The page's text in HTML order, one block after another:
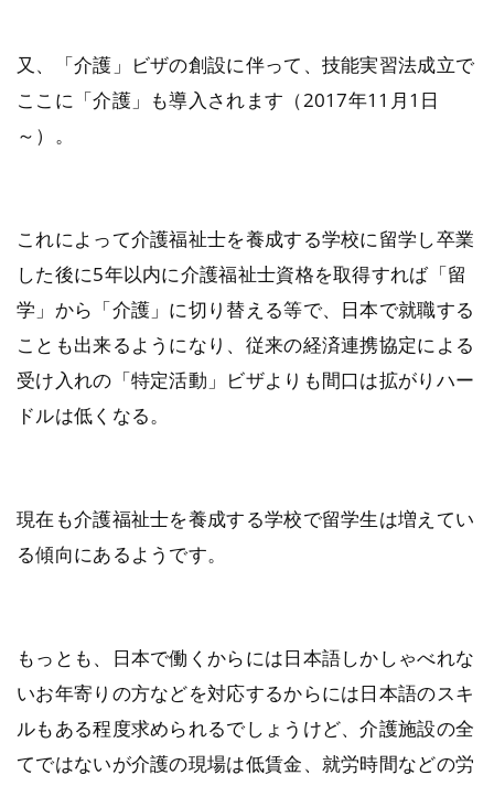
又、「介護」ビザの創設に伴って、技能実習法成立で
ここに「介護」も導入されます（2017年11月1日
～）。
これによって介護福祉士を養成する学校に留学し卒業
した後に5年以内に介護福祉士資格を取得すれば「留
学」から「介護」に切り替える等で、日本で就職する
ことも出来るようになり、従来の経済連携協定による
受け入れの「特定活動」ビザよりも間口は拡がりハー
ドルは低くなる。
現在も介護福祉士を養成する学校で留学生は増えてい
る傾向にあるようです。
もっとも、日本で働くからには日本語しかしゃべれな
いお年寄りの方などを対応するからには日本語のスキ
ルもある程度求められるでしょうけど、介護施設の全
てではないが介護の現場は低賃金、就労時間などの労